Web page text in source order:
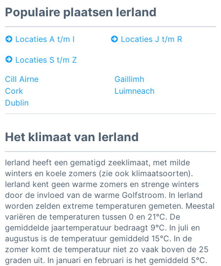
Populaire plaatsen Ierland
Locaties A t/m I Locaties J t/m R
Locaties S t/m Z
Cill Airne
Cork
Dublin
Gaillimh
Luimneach
Het klimaat van Ierland
Ierland heeft een gematigd zeeklimaat, met milde
winters en koele zomers (zie ook klimaatsoorten).
Ierland kent geen warme zomers en strenge winters
door de invloed van de warme Golfstroom. In Ierland
worden zelden extreme temperaturen gemeten. Meestal
variëren de temperaturen tussen 0 en 21°C. De
gemiddelde jaartemperatuur bedraagt 9°C. In juli en
augustus is de temperatuur gemiddeld 15°C. In de
zomer komt de temperatuur niet zo vaak boven de 25
graden uit. In januari en februari is het gemiddeld 5°C.